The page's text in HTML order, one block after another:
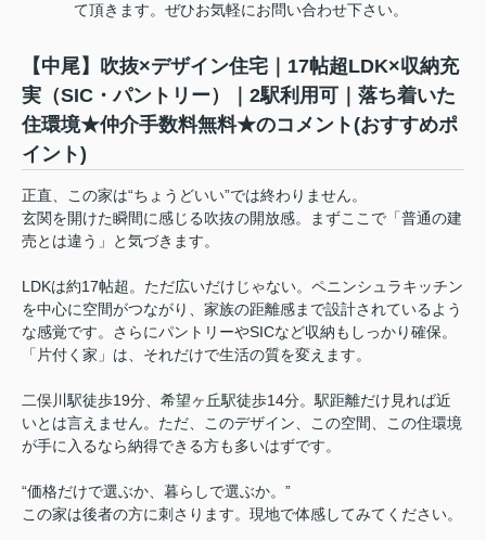
て頂きます。ぜひお気軽にお問い合わせ下さい。
【中尾】吹抜×デザイン住宅｜17帖超LDK×収納充
実（SIC・パントリー）｜2駅利用可｜落ち着いた
住環境★仲介手数料無料★のコメント(おすすめポ
イント)
正直、この家は“ちょうどいい”では終わりません。
玄関を開けた瞬間に感じる吹抜の開放感。まずここで「普通の建
売とは違う」と気づきます。
LDKは約17帖超。ただ広いだけじゃない。ペニンシュラキッチン
を中心に空間がつながり、家族の距離感まで設計されているよう
な感覚です。さらにパントリーやSICなど収納もしっかり確保。
「片付く家」は、それだけで生活の質を変えます。
二俣川駅徒歩19分、希望ヶ丘駅徒歩14分。駅距離だけ見れば近
いとは言えません。ただ、このデザイン、この空間、この住環境
が手に入るなら納得できる方も多いはずです。
“価格だけで選ぶか、暮らしで選ぶか。”
この家は後者の方に刺さります。現地で体感してみてください。